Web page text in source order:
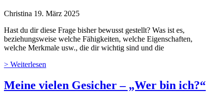
Christina 19. März 2025
Hast du dir diese Frage bisher bewusst gestellt? Was ist es,
beziehungsweise welche Fähigkeiten, welche Eigenschaften,
welche Merkmale usw., die dir wichtig sind und die
> Weiterlesen
Meine vielen Gesicher – „Wer bin ich?“